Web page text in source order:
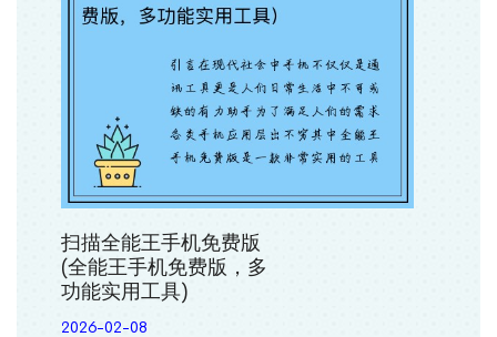
扫描全能王手机免费版
(全能王手机免费版，多
功能实用工具)
2026-02-08